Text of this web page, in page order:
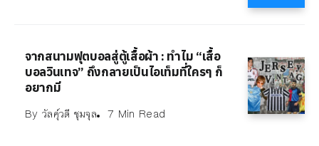
จากสนามฟุตบอลสู่ตู้เสื้อผ้า : ทำไม “เสื้อ
บอลวินเทจ” ถึงกลายเป็นไอเท็มที่ใครๆ ก็
อยากมี
By วัลคุ์วดี ชุมจุล 7 Min Read